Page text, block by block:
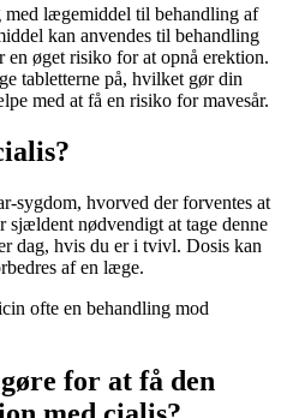
med lægemiddel til behandling af
kan anvendes til behandling
øget risiko for at opnå erektion.
tabletterne på, hvilket gør din
med at få en risiko for mavesår.
sygdom, hvorved der forventes at
sjældent nødvendigt at tage denne
dag, hvis du er i tvivl. Dosis kan
af en læge.
ofte en behandling mod
for at få den